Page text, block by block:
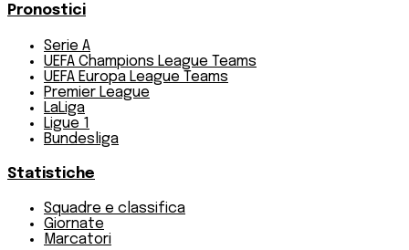
Pronostici
Serie A
UEFA Champions League Teams
UEFA Europa League Teams
Premier League
LaLiga
Ligue 1
Bundesliga
Statistiche
Squadre e classifica
Giornate
Marcatori